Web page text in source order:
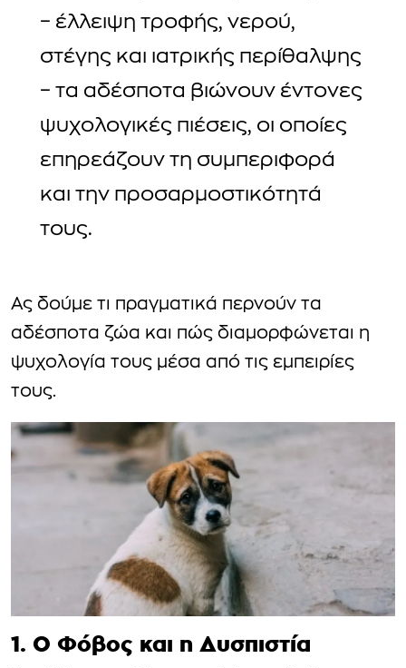
– έλλειψη τροφής, νερού,
στέγης και ιατρικής περίθαλψης
– τα αδέσποτα βιώνουν έντονες
ψυχολογικές πιέσεις, οι οποίες
επηρεάζουν τη συμπεριφορά
και την προσαρμοστικότητά
τους.
Ας δούμε τι πραγματικά περνούν τα
αδέσποτα ζώα και πώς διαμορφώνεται η
ψυχολογία τους μέσα από τις εμπειρίες
τους.
1. Ο Φόβος και η Δυσπιστία